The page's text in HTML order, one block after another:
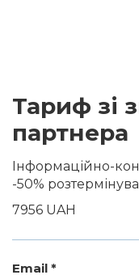
Тариф зі
партнера
Інформаційно-
-50%
7956 UAH
Email *